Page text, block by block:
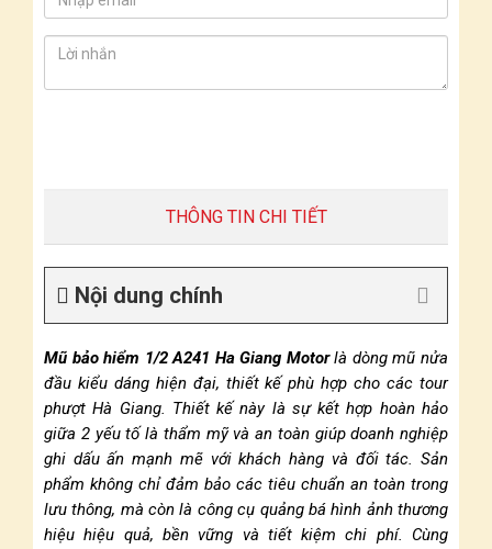
THÔNG TIN CHI TIẾT
Nội dung chính
Mũ bảo hiểm 1/2 A241 Ha Giang Motorlà dòng mũ nửa
đầu kiểu dáng hiện đại, thiết kế phù hợp cho các tour
phượt Hà Giang. Thiết kế này là sự kết hợp hoàn hảo
giữa 2 yếu tố là thẩm mỹ và an toàn giúp doanh nghiệp
ghi dấu ấn mạnh mẽ với khách hàng và đối tác. Sản
phẩm không chỉ đảm bảo các tiêu chuẩn an toàn trong
lưu thông, mà còn là công cụ quảng bá hình ảnh thương
hiệu hiệu quả, bền vững và tiết kiệm chi phí. Cùng